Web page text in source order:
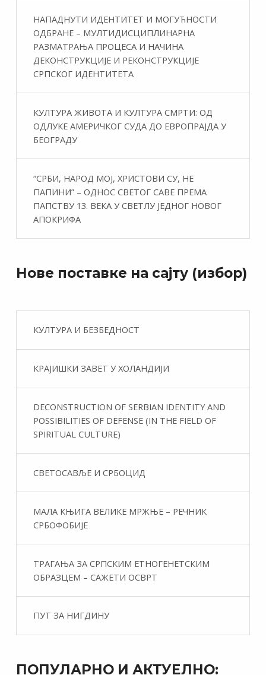
НАПАДНУТИ ИДЕНТИТЕТ И МОГУЋНОСТИ
ОДБРАНЕ – МУЛТИДИСЦИПЛИНАРНА
РАЗМАТРАЊА ПРОЦЕСА И НАЧИНА
ДЕКОНСТРУКЦИЈЕ И РЕКОНСТРУКЦИЈЕ
СРПСКОГ ИДЕНТИТЕТА
КУЛТУРА ЖИВОТА И КУЛТУРА СМРТИ: ОД
ОДЛУКЕ АМЕРИЧКОГ СУДА ДО ЕВРОПРАЈДА У
БЕОГРАДУ
“СРБИ, НАРОД МОЈ, ХРИСТОВИ СУ, НЕ
ПАПИНИ” – ОДНОС СВЕТОГ САВЕ ПРЕМА
ПАПСТВУ 13. ВЕКА У СВЕТЛУ ЈЕДНОГ НОВОГ
АПОКРИФА
Нове поставке на сајту (избор)
КУЛТУРА И БЕЗБЕДНОСТ
КРАЈИШКИ ЗАВЕТ У ХОЛАНДИЈИ
DECONSTRUCTION OF SERBIAN IDENTITY AND
POSSIBILITIES OF DEFENSE (IN THE FIELD OF
SPIRITUAL CULTURE)
СВЕТОСАВЉЕ И СРБОЦИД
МАЛА КЊИГА ВЕЛИКЕ МРЖЊЕ – РЕЧНИК
СРБОФОБИЈЕ
ТРАГАЊА ЗА СРПСКИМ ЕТНОГЕНЕТСКИМ
ОБРАЗЦЕМ – САЖЕТИ ОСВРТ
ПУТ ЗА НИГДИНУ
ПОПУЛАРНО И АКТУЕЛНО: